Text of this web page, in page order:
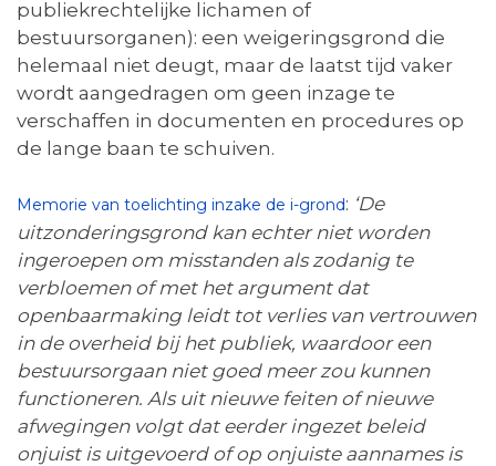
publiekrechtelijke lichamen of
bestuursorganen): een weigeringsgrond die
helemaal niet deugt, maar de laatst tijd vaker
wordt aangedragen om geen inzage te
verschaffen in documenten en procedures op
de lange baan te schuiven.
Memorie van toelichting inzake de i-grond: ‘De
uitzonderingsgrond kan echter niet worden
ingeroepen om misstanden als zodanig te
verbloemen of met het argument dat
openbaarmaking leidt tot verlies van vertrouwen
in de overheid bij het publiek, waardoor een
bestuursorgaan niet goed meer zou kunnen
functioneren. Als uit nieuwe feiten of nieuwe
afwegingen volgt dat eerder ingezet beleid
onjuist is uitgevoerd of op onjuiste aannames is